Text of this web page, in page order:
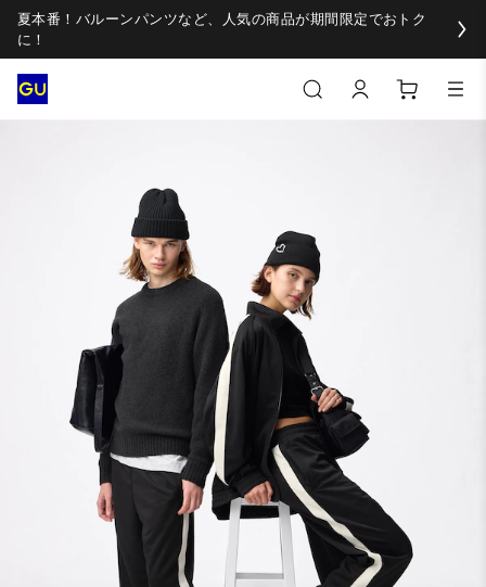
夏本番！バルーンパンツなど、人気の商品が期間限定でおトク
に！